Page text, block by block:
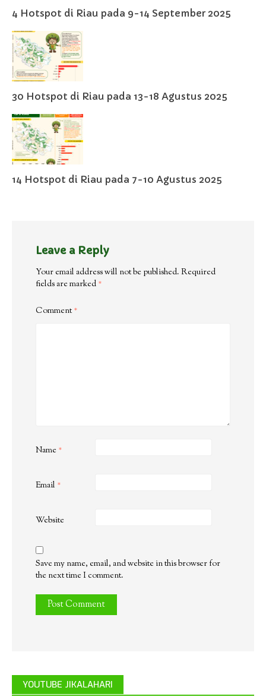
4 Hotspot di Riau pada 9-14 September 2025
30 Hotspot di Riau pada 13-18 Agustus 2025
14 Hotspot di Riau pada 7-10 Agustus 2025
Leave a Reply
Your email address will not be published. Required
fields are marked *
Comment*
Name *
Email *
Website
Save my name, email, and website in this browser for
the next time I comment.
YOUTUBE JIKALAHARI